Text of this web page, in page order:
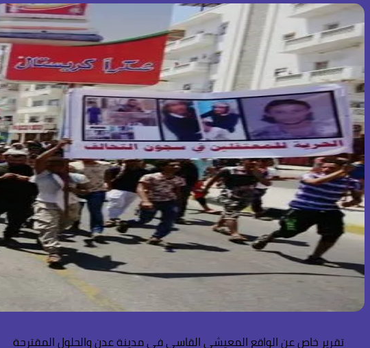
تقرير خاص عن الواقع المعيشي القاسي في مدينة عدن والحلول المقترحة